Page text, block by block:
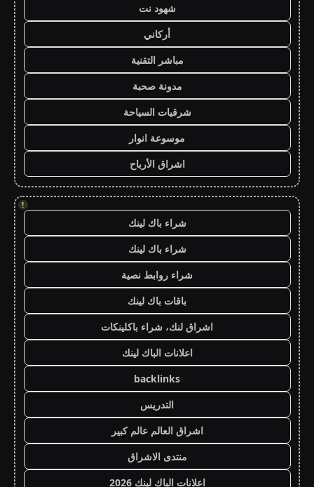
شهود نت
أركاني
مباشر التقنية
مدونة صحبة
شرقيات السياحة
موسوعة انوار
اشراق الأرباح
!
شراء باك لينك
شراء باك لينك
شراء روابط نصية
باقات باك لينك
اشراق لنك، شراء باكلينكات
اعلانات الباك لينك
backlinks
التدريس
اشراق العالم عالم كبير
منتدى الاشراق
اعلانات الباك لينك 2026